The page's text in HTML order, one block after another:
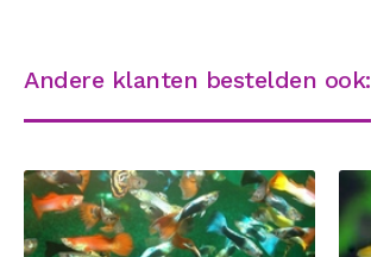
Andere klanten bestelden ook: